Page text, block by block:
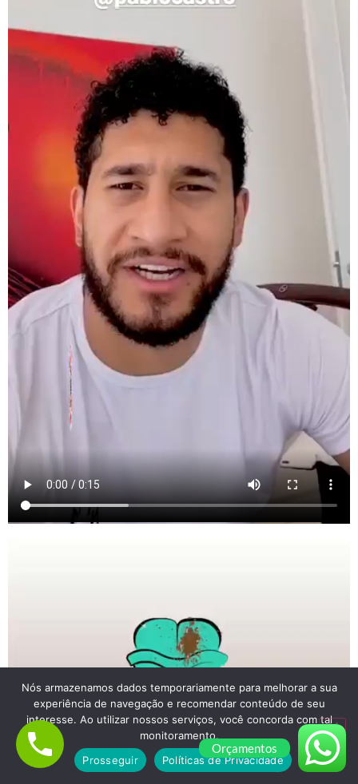
Orçamentos
Nós armazenamos dados temporariamente para melhorar a sua
experiência de navegação e recomendar conteúdo de seu
interesse. Ao utilizar nossos serviços, você concorda com tal
monitoramento.
Prosseguir
Políticas de Privacidade